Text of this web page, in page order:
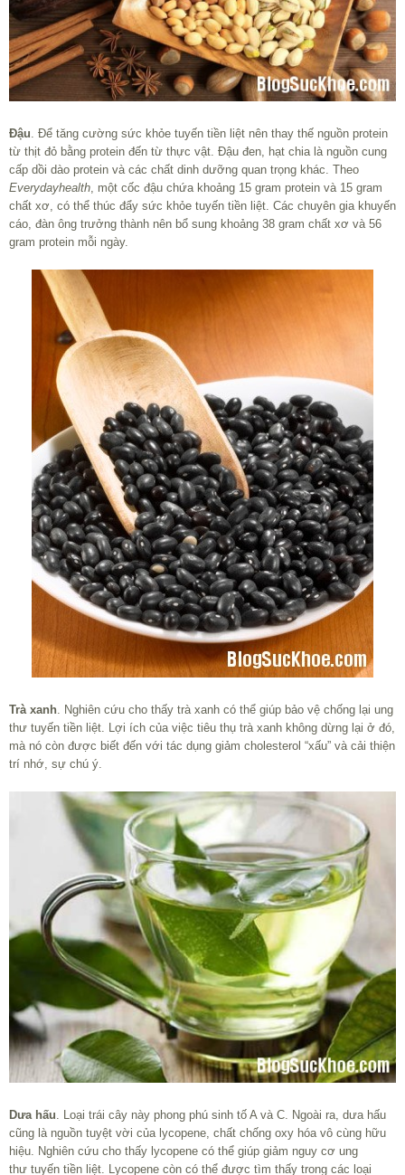
Đậu. Để tăng cường sức khỏe tuyến tiền liệt nên thay thế nguồn protein
từ thịt đỏ bằng protein đến từ thực vật. Đậu đen, hạt chia là nguồn cung
cấp dồi dào protein và các chất dinh dưỡng quan trọng khác. Theo
Everydayhealth, một cốc đậu chứa khoảng 15 gram protein và 15 gram
chất xơ, có thể thúc đẩy sức khỏe tuyến tiền liệt. Các chuyên gia khuyến
cáo, đàn ông trưởng thành nên bổ sung khoảng 38 gram chất xơ và 56
gram protein mỗi ngày.
Trà xanh. Nghiên cứu cho thấy trà xanh có thể giúp bảo vệ chống lại ung
thư tuyến tiền liệt. Lợi ích của việc tiêu thụ trà xanh không dừng lại ở đó,
mà nó còn được biết đến với tác dụng giảm cholesterol “xấu” và cải thiện
trí nhớ, sự chú ý.
Dưa hấu . Loại trái cây này phong phú sinh tố A và C. Ngoài ra, dưa hấu
cũng là nguồn tuyệt vời của lycopene, chất chống oxy hóa vô cùng hữu
hiệu. Nghiên cứu cho thấy lycopene có thể giúp giảm nguy cơ ung
thư tuyến tiền liệt. Lycopene còn có thể được tìm thấy trong các loại